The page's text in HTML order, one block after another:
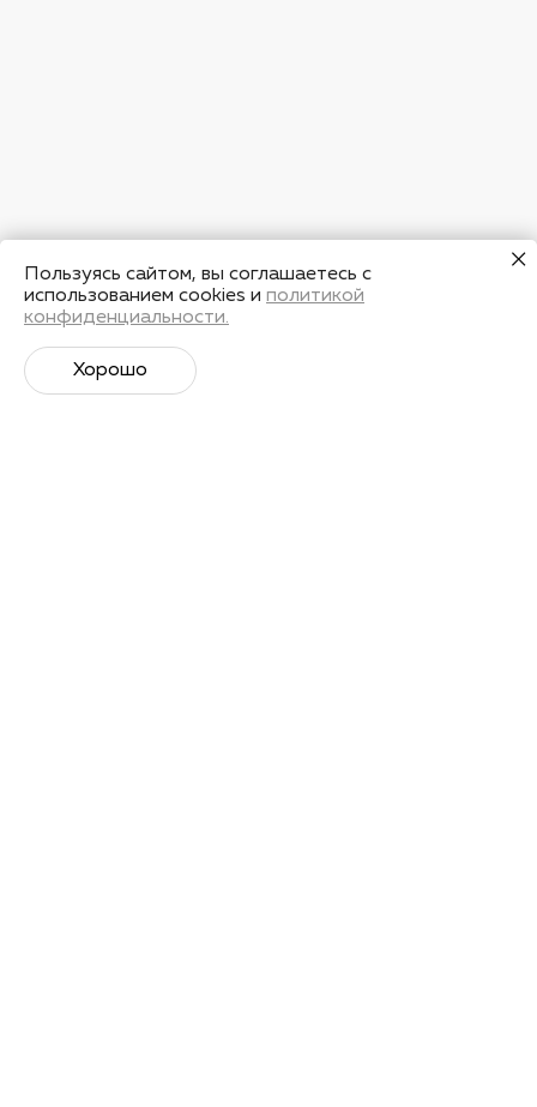
Пользуясь сайтом, вы соглашаетесь с
использованием cookies и политикой
конфиденциальности.
Хорошо